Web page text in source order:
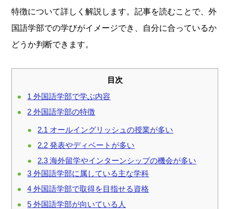
特徴について詳しく解説します。記事を読むことで、外
国語学部での学びがイメージでき、自分に合っているか
どうか判断できます。
目次
1 外国語学部で学ぶ内容
2 外国語学部の特徴
2.1 オールイングリッシュの授業が多い
2.2 発表やディベートが多い
2.3 海外留学やインターンシップの機会が多い
3 外国語学部に属している主な学科
4 外国語学部で取得を目指せる資格
5 外国語学部が向いている人